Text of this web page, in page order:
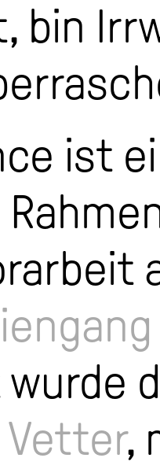
bin
ist
Vetter,